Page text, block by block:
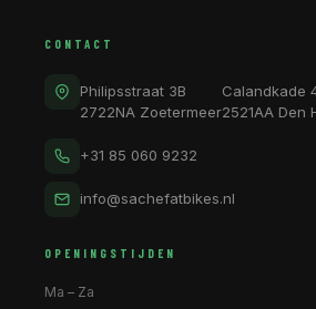
CONTACT
Philipsstraat 3B
2722NA Zoetermeer
Calandkade
2521AA Den
+31 85 060 9232
info@sachefatbikes.nl
OPENINGSTIJDEN
Ma – Za